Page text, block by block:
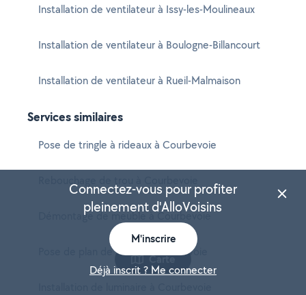
Installation de ventilateur à Issy-les-Moulineaux
Installation de ventilateur à Boulogne-Billancourt
Installation de ventilateur à Rueil-Malmaison
Services similaires
Pose de tringle à rideaux à Courbevoie
Démontage de meuble à Courbevoie
Pose de plan de travail à Courbevoie
Carte
Connectez-vous pour profiter
pleinement d'AlloVoisins
M'inscrire
Déjà inscrit ? Me connecter